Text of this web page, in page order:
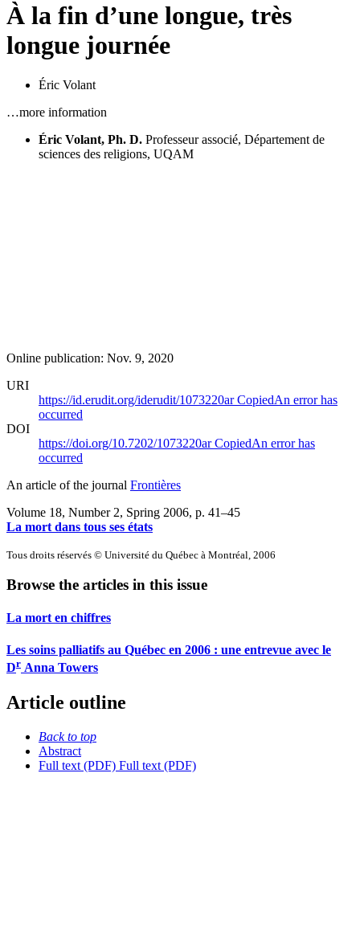
À la fin d’une longue, très
longue journée
Éric Volant
…more information
Éric Volant, Ph. D. Professeur associé, Département de
sciences des religions, UQAM
Online publication: Nov. 9, 2020
URI
https://id.erudit.org/iderudit/1073220arCopiedAn error has
occurred
DOI
https://doi.org/10.7202/1073220arCopiedAn error has
occurred
An article of the journal Frontières
Volume 18, Number 2, Spring 2006, p. 41–45
La mort dans tous ses états
Tous droits réservés © Université du Québec à Montréal, 2006
Browse the articles in this issue
La mort en chiffres
Les soins palliatifs au Québec en 2006 : une entrevue avec le
Dr Anna Towers
Article outline
Back to top
Abstract
Full text (PDF) Full text (PDF)